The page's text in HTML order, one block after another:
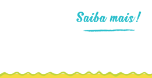
Saiba mais!